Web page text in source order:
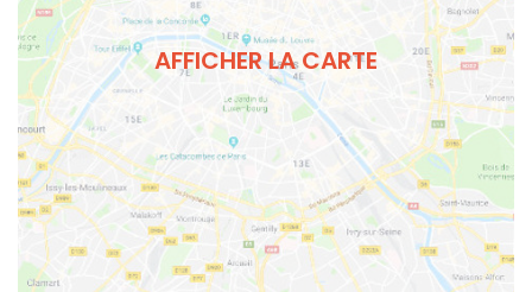
AFFICHER LA CARTE